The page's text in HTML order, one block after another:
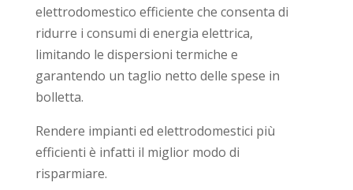
elettrodomestico efficiente che consenta di
ridurre i consumi di energia elettrica,
limitando le dispersioni termiche e
garantendo un taglio netto delle spese in
bolletta.
Rendere impianti ed elettrodomestici più
efficienti è infatti il miglior modo di
risparmiare.